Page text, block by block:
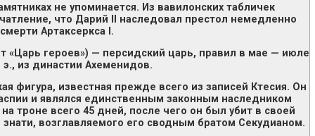
не упоминается. Из вавилонских табличек
что Дарий II наследовал престол немедленно
Артаксеркса I.
«Царь героев») — персидский царь, правил в мае — июле
э., из династии Ахеменидов.
фигура, известная прежде всего из записей Ктесия. Он
и являлся единственным законным наследником
троне всего 45 дней, после чего он был убит в своей
возглавляемого его сводным братом Секудианом.